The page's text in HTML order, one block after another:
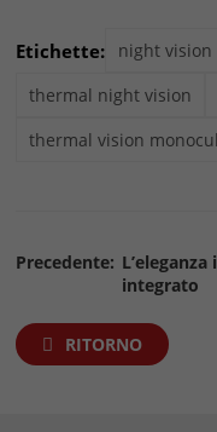
Etichette: night vision
thermal night vision
thermal vision
Precedente:
integrato
RITORNO